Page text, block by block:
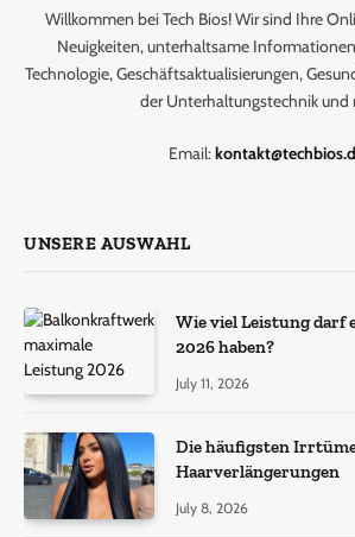
Willkommen bei Tech Bios! Wir sind Ihre
Neuigkeiten, unterhaltsame
Technologie, Geschäftsaktualisierungen,
der Unterhaltungstechnik und
Email:
UNSERE AUSWAHL
Wie viel Leistung darf
2026 haben?
July 11, 2026
Die häufigsten
Haarverlängerungen
July 8, 2026